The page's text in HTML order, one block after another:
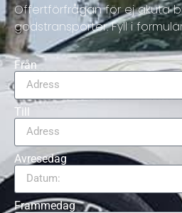
Offertförfrågan för ej akuta
godstransporter. Fyll i
Från
Till
Avresedag
Frammedag